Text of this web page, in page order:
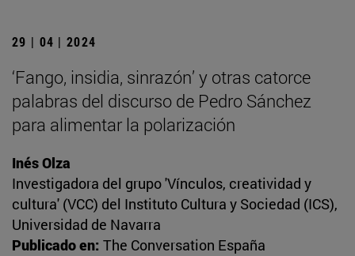
29 | 04 | 2024
‘Fango, insidia, sinrazón’ y otras catorce
palabras del discurso de Pedro Sánchez
para alimentar la polarización
Inés Olza
Investigadora del grupo 'Vínculos, creatividad y
cultura' (VCC) del Instituto Cultura y Sociedad (ICS),
Universidad de Navarra
Publicado en: The Conversation España